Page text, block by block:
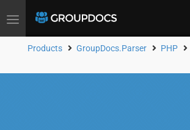
Toggle
Products GroupDocs.Parser PHP